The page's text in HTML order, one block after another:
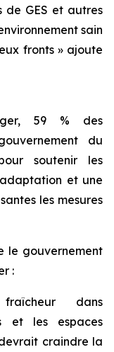
de GES et autres
sain
fronts » ajoute
59 % des
du
soutenir les
et une
les mesures
le gouvernement
:
dans
et les espaces
craindre la